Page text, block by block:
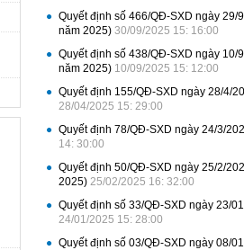
Quyết định số 466/QĐ-SXD ngày
năm 2025)30/09/2025 15: 16:00
Quyết định số 438/QĐ-SXD ngày
năm 2025) 10/09/2025 15: 12:00
Quyết định 155/QĐ-SXD ngày 28/4/
28/04/2025 15: 29:00
Quyết định 78/QĐ-SXD ngày 24/3/
14: 30:00
Quyết định 50/QĐ-SXD ngày 25/2/
2025)25/02/2025 16: 32:00
Quyết định số 33/QĐ-SXD ngày 23/
24/01/2025 15: 28:00
Quyết định số 03/QĐ-SXD ngày 08/